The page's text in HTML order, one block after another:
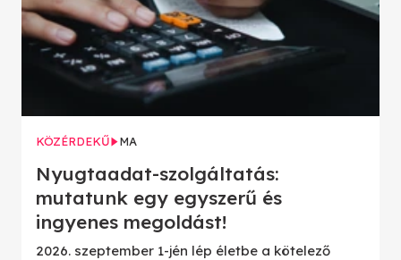
KÖZÉRDEKŰ MA
Nyugtaadat-szolgáltatás:
mutatunk egy egyszerű és
ingyenes megoldást!
2026. szeptember 1-jén lép életbe a kötelező